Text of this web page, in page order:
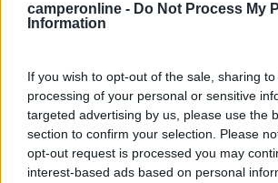
camperonline - Do Not Process My
Information
If you wish to opt-out of the sale, sharing
processing of your personal or sensitive
targeted advertising by us, please use the
section to confirm your selection. Please
opt-out request is processed you may
interest-based ads based on personal
604
In risposta al messaggio diIZ4DJIdel 25/09/
Fai una prova, apri appena appena il rubinetto del
filo solo di acqua, così parte la pompa, e a quel
in cucina l acqua arriverà normale. Se sei in
...